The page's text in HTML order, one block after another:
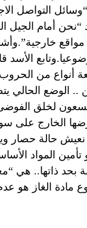
التواصل
“نحن أمام الجيل
الأسد
أنواع من
الوضع الحالي
لخلق
الخارج على
نعيش حالة
المواد
بحد ذاتها.. هي
الغاز هو